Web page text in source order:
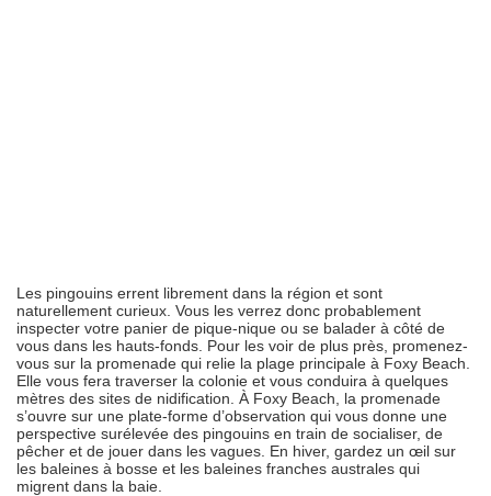
Les pingouins errent librement dans la région et sont
naturellement curieux. Vous les verrez donc probablement
inspecter votre panier de pique-nique ou se balader à côté de
vous dans les hauts-fonds. Pour les voir de plus près, promenez-
vous sur la promenade qui relie la plage principale à Foxy Beach.
Elle vous fera traverser la colonie et vous conduira à quelques
mètres des sites de nidification. À Foxy Beach, la promenade
s’ouvre sur une plate-forme d’observation qui vous donne une
perspective surélevée des pingouins en train de socialiser, de
pêcher et de jouer dans les vagues. En hiver, gardez un œil sur
les baleines à bosse et les baleines franches australes qui
migrent dans la baie.